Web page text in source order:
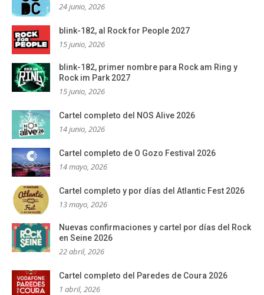
24 junio, 2026
blink-182, al Rock for People 2027
15 junio, 2026
blink-182, primer nombre para Rock am Ring y
Rock im Park 2027
15 junio, 2026
Cartel completo del NOS Alive 2026
14 junio, 2026
Cartel completo de O Gozo Festival 2026
14 mayo, 2026
Cartel completo y por días del Atlantic Fest 2026
13 mayo, 2026
Nuevas confirmaciones y cartel por días del Rock
en Seine 2026
22 abril, 2026
Cartel completo del Paredes de Coura 2026
1 abril, 2026